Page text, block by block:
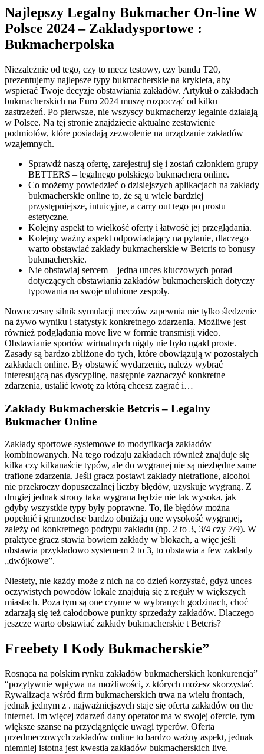
Najlepszy Legalny Bukmacher On-line W
Polsce 2024 – Zakladysportowe :
Bukmacherpolska
Niezależnie od tego, czy to mecz testowy, czy banda T20,
prezentujemy najlepsze typy bukmacherskie na krykieta, aby
wspierać Twoje decyzje obstawiania zakładów. Artykuł o zakładach
bukmacherskich na Euro 2024 muszę rozpocząć od kilku
zastrzeżeń. Po pierwsze, nie wszyscy bukmacherzy legalnie działają
w Polsce. Na tej stronie znajdziecie aktualne zestawienie
podmiotów, które posiadają zezwolenie na urządzanie zakładów
wzajemnych.
Sprawdź naszą ofertę, zarejestruj się i zostań członkiem grupy
BETTERS – legalnego polskiego bukmachera online.
Co możemy powiedzieć o dzisiejszych aplikacjach na zakłady
bukmacherskie online to, że są u wiele bardziej
przystępniejsze, intuicyjne, a carry out tego po prostu
estetyczne.
Kolejny aspekt to wielkość oferty i łatwość jej przeglądania.
Kolejny ważny aspekt odpowiadający na pytanie, dlaczego
warto obstawiać zakłady bukmacherskie w Betcris to bonusy
bukmacherskie.
Nie obstawiaj sercem – jedna unces kluczowych porad
dotyczących obstawiania zakładów bukmacherskich dotyczy
typowania na swoje ulubione zespoły.
Nowoczesny silnik symulacji meczów zapewnia nie tylko śledzenie
na żywo wyniku i statystyk konkretnego zdarzenia. Możliwe jest
również podglądania move live w formie transmisji video.
Obstawianie sportów wirtualnych nigdy nie było ngakl proste.
Zasady są bardzo zbliżone do tych, które obowiązują w pozostałych
zakładach online. By obstawić wydarzenie, należy wybrać
interesującą nas dyscyplinę, następnie zaznaczyć konkretne
zdarzenia, ustalić kwotę za którą chcesz zagrać i…
Zakłady Bukmacherskie Betcris – Legalny
Bukmacher Online
Zakłady sportowe systemowe to modyfikacja zakładów
kombinowanych. Na tego rodzaju zakładach również znajduje się
kilka czy kilkanaście typów, ale do wygranej nie są niezbędne same
trafione zdarzenia. Jeśli gracz postawi zakłady nietrafione, alcohol
nie przekroczy dopuszczalnej liczby błędów, uzyskuje wygraną. Z
drugiej jednak strony taka wygrana będzie nie tak wysoka, jak
gdyby wszystkie typy były poprawne. To, ile błędów można
popełnić i grunzochse bardzo obniżają one wysokość wygranej,
zależy od konkretnego podtypu zakładu (np. 2 to 3, 3/4 czy 7/9). W
praktyce gracz stawia bowiem zakłady w blokach, a więc jeśli
obstawia przykładowo systemem 2 to 3, to obstawia a few zakłady
„dwójkowe”.
Niestety, nie każdy może z nich na co dzień korzystać, gdyż unces
oczywistych powodów lokale znajdują się z reguły w większych
miastach. Poza tym są one czynne w wybranych godzinach, choć
zdarzają się też całodobowe punkty sprzedaży zakładów. Dlaczego
jeszcze warto obstawiać zakłady bukmacherskie t Betcris?
Freebety I Kody Bukmacherskie”
Rosnąca na polskim rynku zakładów bukmacherskich konkurencja”
“pozytywnie wpływa na możliwości, z których możesz skorzystać.
Rywalizacja wśród firm bukmacherskich trwa na wielu frontach,
jednak jednym z . najważniejszych staje się oferta zakładów on the
internet. Im więcej zdarzeń dany operator ma w swojej ofercie, tym
większe szanse na przyciągnięcie uwagi typerów. Oferta
przedmeczowych zakładów online to bardzo ważny aspekt, jednak
niemniej istotna jest kwestia zakładów bukmacherskich live.